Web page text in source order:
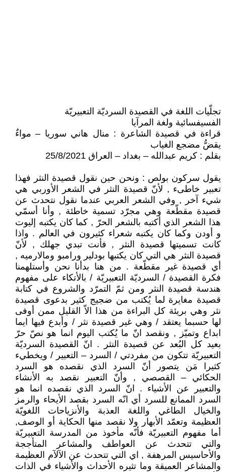
تجلّيات اللغة في القصيدة السرديّة التعبيريّة
الفسيفسائية ولغة المرآيا
قراءة في قصيدة الشاعرة : منال هاني سوريا – مواءٌ
يقضُّ مضجع الغياب
بقلم : كريم عبدالله – بغداد – العراق 25/8/2021
يقول سركون بولص : ونحن حين نقول قصيدة النثر فهذا
تعبير خاطىء , لأنّ قصيدة النثر في الشعر الأوربي هي
شيء آخر , وفي الشعر العربي عندما نقول نتحدث عن
قصيدة مقطّعة وهي مجرّد تسمية خاطئة , وأنا أسمّي
هذا الشعر الذي أكتبه بالشعر الحرّ , كما كان يكتبه إليوت
و أودن وكما كان يكتبه شعراء كثيرون في العالم . واذا
كانت تسميتها قصيدة النثر , فأنت تبدي جهلك , لأنّ
قصيدة النثر هي التي كان يكتبها بودلير ورامبو ومالارميه ,
أي قصيدة غير مقطّعة . من هنا بدأنا نحن وأستلهمنا
فكرة القصيدة / السرديّة التعبيريّة / بالأتكاء على مفهوم
هندسة قصيدة النثر ومن ثمّ التمرّد والشروع في كتابة
قصيدة مغايرة لما يُكتب من ضجيج كثير بدعوى قصيدة
نثر وهي بريئة كل البراءة من هذا الاّ القليل ممن أوفى
لها حسبما يعتقد / وهي غير قصيدة نثر / وأبدع فيها ايما
ابداع وتميّز , ونقصد انّ ما يُكتب اليوم انما هو نصّ حرّ
بعيد كل البُعد عن قصيدة النثر . انّ القصيدة السرديّة
التعبيريّة تتكون من مفردتي / السرد – التعبير / ويخطيء
كثيرا مَن يتصور أنّ السرد الذي نقصده هو السرد
الحكائي – القصصي , وأنّ التعبير نقصد به الأنشاء
والتعبير عن الأشياء . انّ السرد الذي نقصده انما هو
السرد الممانع للسرد أي انّه السرد بقصد الأيحاء والرمز
والخيال الطاغي واللغة العذبة والأنزياحات اللغويّة
العظيمة وتعمّد الأبهار ولا نقصد منها الحكاية أو الوصف,
أما مفهوم التعبيريّة فأنّه مأخوذ من المدرسة التعبيريّة
والتي تتحدث عن العواطف والمشاعر المتأججة
والأحاسيس المرهفة , اي التي تتحدث عن الآلآم العظيمة
والمشاعر العميقة وما تثيره الأحداث والأشياء في الذات